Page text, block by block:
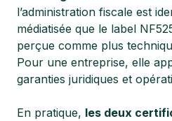
l’administration fiscale est
médiatisée que le label
perçue comme plus
Pour une entreprise, elle
garanties juridiques et
En pratique, les deux